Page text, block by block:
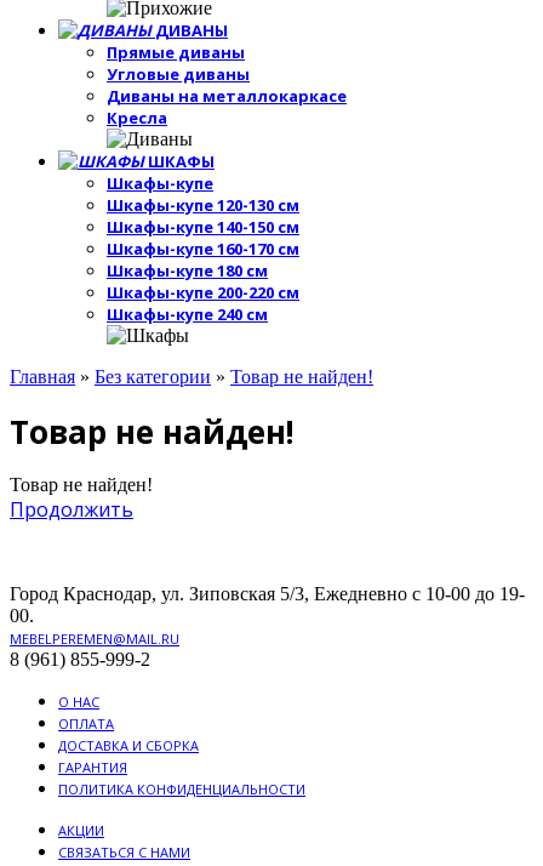
ДИВАНЫ
Прямые диваны
Угловые диваны
Диваны на металлокаркасе
Кресла
ШКАФЫ
Шкафы-купе
Шкафы-купе 120-130 см
Шкафы-купе 140-150 см
Шкафы-купе 160-170 см
Шкафы-купе 180 см
Шкафы-купе 200-220 см
Шкафы-купе 240 см
Главная » Без категории » Товар не найден!
Товар не найден!
Товар не найден!
Продолжить
Город Краснодар, ул. Зиповская 5/3, Ежедневно с 10-00 до 19-
00.
MEBELPEREMEN@MAIL.RU
8 (961) 855-999-2
О НАС
ОПЛАТА
ДОСТАВКА И СБОРКА
ГАРАНТИЯ
ПОЛИТИКА КОНФИДЕНЦИАЛЬНОСТИ
АКЦИИ
СВЯЗАТЬСЯ С НАМИ